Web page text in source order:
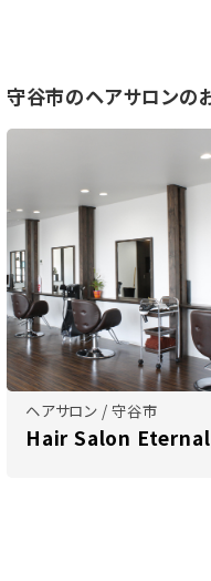
守谷市のヘアサロンの
ヘアサロン / 守谷市
Hair Salon Eternal